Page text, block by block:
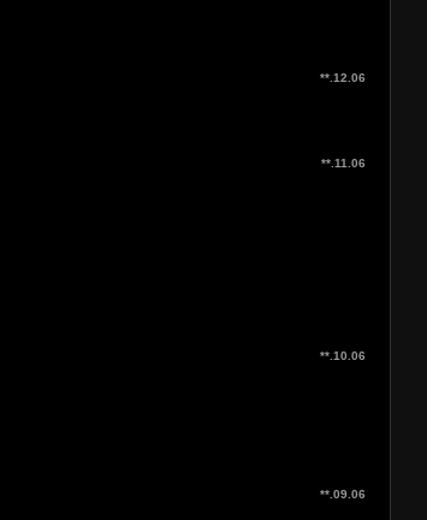
**.12.06
**.11.06
**.10.06
**.09.06